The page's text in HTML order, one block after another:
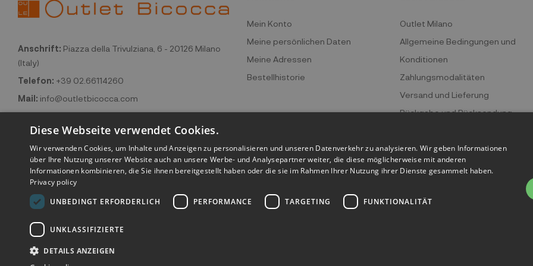
Anschrift: Piazza della Trivulziana, 6 - 20126 Milano
(Italy)
Telefon: +39 02.66114260
Mail: info@outletbicocca.com
Mein Konto
Meine persönlichen Daten
Meine Adressen
Bestellhistorie
Outlet Milano
Allgemeine Bedingungen und
Konditionen
Zahlungsmodalitäten
Versand und Lieferung
Rückgabe und Rücksendung
Cookie-Politik
Diese Webseite verwendet Cookies.
Wir verwenden Cookies, um Inhalte und Anzeigen zu personalisieren und unseren Datenverkehr zu analysieren. Wir geben Informationen
über Ihre Nutzung unserer Website auch an unsere Werbe- und Analysepartner weiter, die diese möglicherweise mit anderen
Informationen kombinieren, die Sie ihnen bereitgestellt haben oder die sie im Rahmen Ihrer Nutzung ihrer Dienste gesammelt haben.
Privacy policy
UNBEDINGT ERFORDERLICH
PERFORMANCE TARGETING FUNKTIONALITÄT
UNKLASSIFIZIERTE
DETAILS ANZEIGEN